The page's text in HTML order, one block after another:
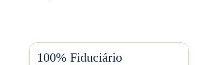
100% Fiduciário